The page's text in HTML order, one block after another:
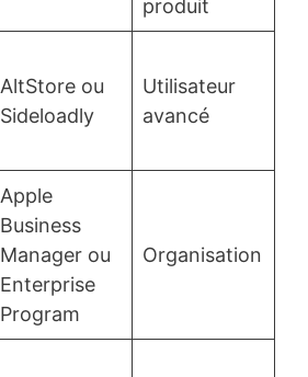
produit
AltStore ou
Sideloadly
Utilisateur
avancé
Apple
Business
Manager ou
Enterprise
Program
Organisation